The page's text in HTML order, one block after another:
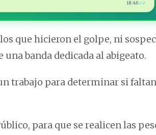
18:40 ✓✓
que hicieron el golpe, ni
banda dedicada al abigeato.
trabajo para determinar si faltan
para que se realicen las